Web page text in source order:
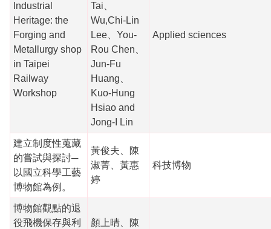
Industrial
Heritage: the
Forging and
Metallurgy shop
in Taipei
Railway
Workshop
Tai、
Wu,Chi-Lin
Lee、You-
Rou Chen、
Jun-Fu
Huang、
Kuo-Hung
Hsiao and
Jong-I Lin
Applied sciences
建立制度性蒐藏
的嘗試與探討─
以國立科學工藝
博物館為例。
黃俊夫、陳
淑菁、黃惠
婷
科技博物
博物館觀點的退
役飛機保存與利
顏上晴、陳